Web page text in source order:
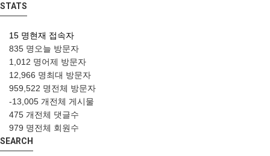
STATS
15 명현재 접속자
835 명 오늘 방문자
1,012 명어제 방문자
12,966 명최대 방문자
959,522 명전체 방문자
-13,005 개전체 게시물
475 개전체 댓글수
979 명전체 회원수
SEARCH